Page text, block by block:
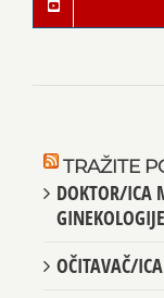
TRAŽITE
DOKTOR/ICA
OČITAVAČ/ICA